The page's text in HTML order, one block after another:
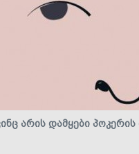
არის დამყები პოკერის